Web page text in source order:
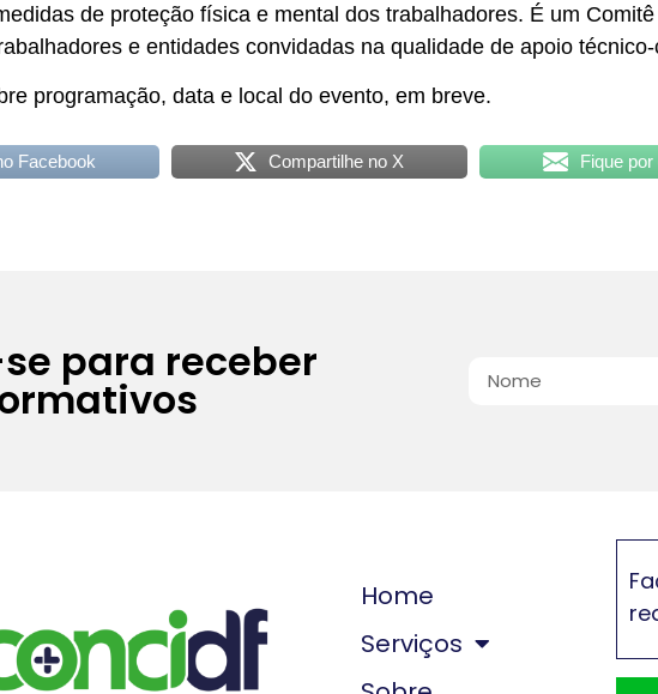
de proteção física e mental dos trabalhadores. É um
e entidades convidadas na qualidade de apoio
programação, data e local do evento, em breve.
Facebook Compartilhe no X Fique por
para receber
Home
Serviços